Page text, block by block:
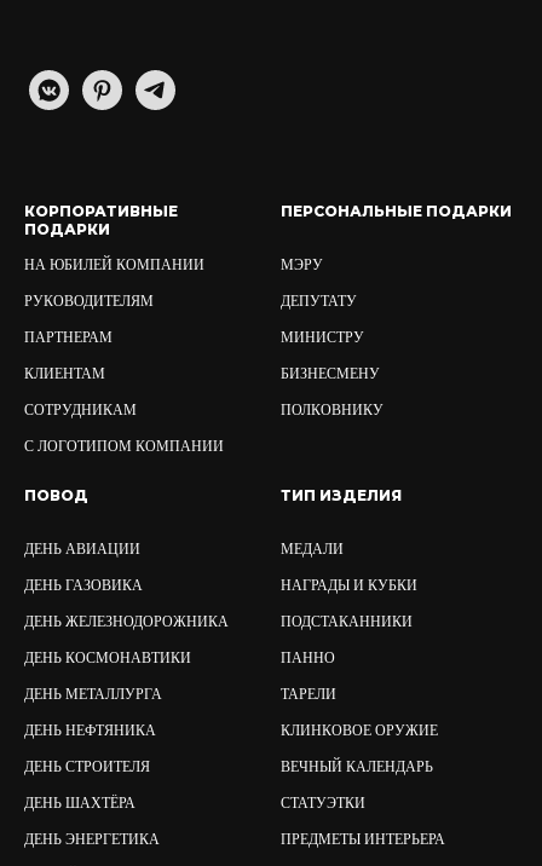
КОРПОРАТИВНЫЕ
ПОДАРКИ
НА ЮБИЛЕЙ КОМПАНИИ
РУКОВОДИТЕЛЯМ
ПАРТНЕРАМ
КЛИЕНТАМ
СОТРУДНИКАМ
С ЛОГОТИПОМ КОМПАНИИ
ПЕРСОНАЛЬНЫЕ ПОДАРКИ
МЭРУ
ДЕПУТАТУ
МИНИСТРУ
БИЗНЕСМЕНУ
ПОЛКОВНИКУ
ПОВОД
ДЕНЬ АВИАЦИИ
ДЕНЬ ГАЗОВИКА
ДЕНЬ ЖЕЛЕЗНОДОРОЖНИКА
ДЕНЬ КОСМОНАВТИКИ
ДЕНЬ МЕТАЛЛУРГА
ДЕНЬ НЕФТЯНИКА
ДЕНЬ СТРОИТЕЛЯ
ДЕНЬ ШАХТЁРА
ДЕНЬ ЭНЕРГЕТИКА
ТИП ИЗДЕЛИЯ
МЕДАЛИ
НАГРАДЫ И КУБКИ
ПОДСТАКАННИКИ
ПАННО
ТАРЕЛИ
КЛИНКОВОЕ ОРУЖИЕ
ВЕЧНЫЙ КАЛЕНДАРЬ
СТАТУЭТКИ
ПРЕДМЕТЫ ИНТЕРЬЕРА